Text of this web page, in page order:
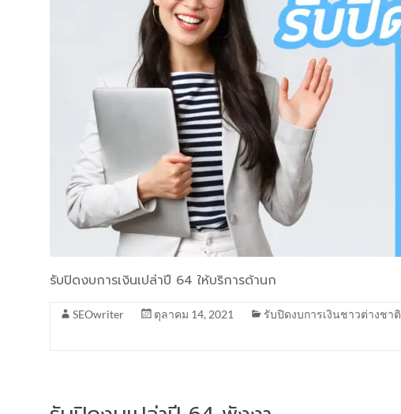
รับปิดงบการเงินเปล่าปี 64 ให้บริการด้านก
SEOwriter ตุลาคม 14, 2021 รับปิดงบการเงินชาวต่างชาติ